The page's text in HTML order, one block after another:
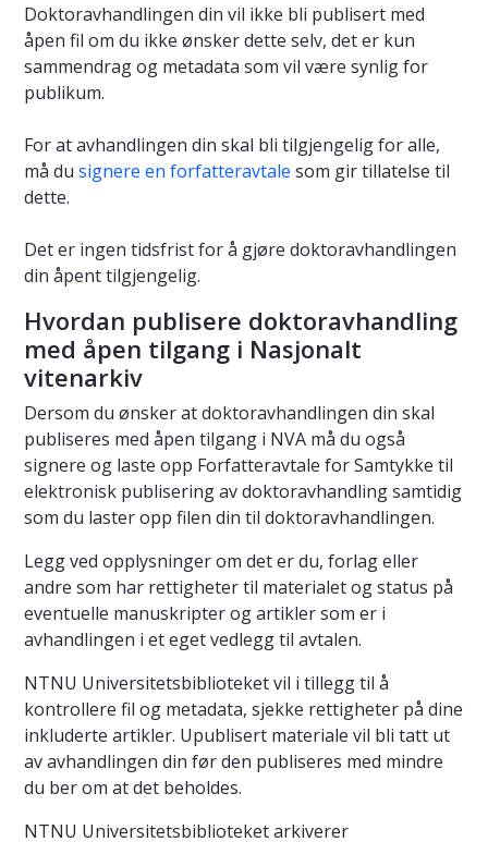
Doktoravhandlingen din vil ikke bli publisert med
åpen fil om du ikke ønsker dette selv, det er kun
sammendrag og metadata som vil være synlig for
publikum.
For at avhandlingen din skal bli tilgjengelig for alle,
må du signere en forfatteravtale som gir tillatelse til
dette.
Det er ingen tidsfrist for å gjøre doktoravhandlingen
din åpent tilgjengelig.
Hvordan publisere doktoravhandling
med åpen tilgang i Nasjonalt
vitenarkiv
Dersom du ønsker at doktoravhandlingen din skal
publiseres med åpen tilgang i NVA må du også
signere og laste opp Forfatteravtale for Samtykke til
elektronisk publisering av doktoravhandling samtidig
som du laster opp filen din til doktoravhandlingen.
Legg ved opplysninger om det er du, forlag eller
andre som har rettigheter til materialet og status på
eventuelle manuskripter og artikler som er i
avhandlingen i et eget vedlegg til avtalen.
NTNU Universitetsbiblioteket vil i tillegg til å
kontrollere fil og metadata, sjekke rettigheter på dine
inkluderte artikler. Upublisert materiale vil bli tatt ut
av avhandlingen din før den publiseres med mindre
du ber om at det beholdes.
NTNU Universitetsbiblioteket arkiverer